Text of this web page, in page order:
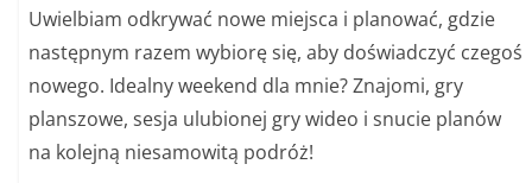
Uwielbiam odkrywać nowe miejsca i planować, gdzie
następnym razem wybiorę się, aby doświadczyć czegoś
nowego. Idealny weekend dla mnie? Znajomi, gry
planszowe, sesja ulubionej gry wideo i snucie planów
na kolejną niesamowitą podróż!